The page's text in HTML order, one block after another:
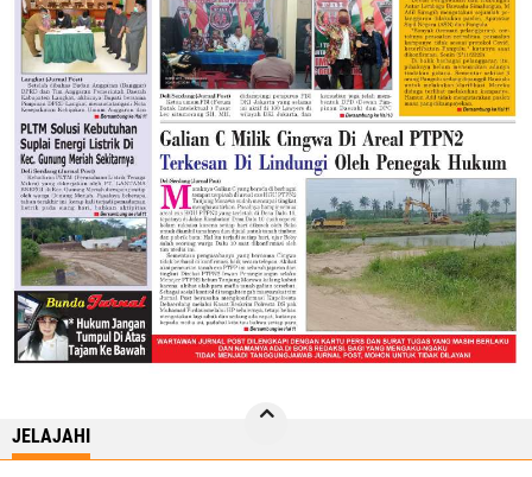
JELAJAHI